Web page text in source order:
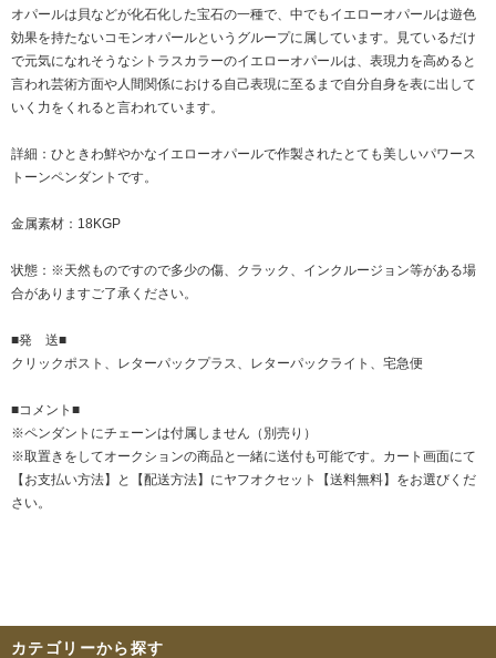
オパールは貝などが化石化した宝石の一種で、中でもイエローオパールは遊色
効果を持たないコモンオパールというグループに属しています。見ているだけ
で元気になれそうなシトラスカラーのイエローオパールは、表現力を高めると
言われ芸術方面や人間関係における自己表現に至るまで自分自身を表に出して
いく力をくれると言われています。
詳細：ひときわ鮮やかなイエローオパールで作製されたとても美しいパワース
トーンペンダントです。
金属素材：18KGP
状態：※天然ものですので多少の傷、クラック、インクルージョン等がある場
合がありますご了承ください。
■発 送■
クリックポスト、レターパックプラス、レターパックライト、宅急便
■コメント■
※ペンダントにチェーンは付属しません（別売り）
※取置きをしてオークションの商品と一緒に送付も可能です。カート画面にて
【お支払い方法】と【配送方法】にヤフオクセット【送料無料】をお選びくだ
さい。
カテゴリーから探す